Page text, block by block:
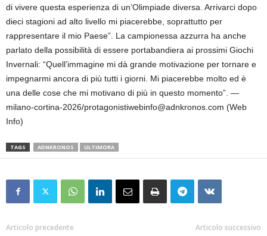
di vivere questa esperienza di un’Olimpiade diversa. Arrivarci dopo
dieci stagioni ad alto livello mi piacerebbe, soprattutto per
rappresentare il mio Paese”. La campionessa azzurra ha anche
parlato della possibilità di essere portabandiera ai prossimi Giochi
Invernali: “Quell’immagine mi dà grande motivazione per tornare e
impegnarmi ancora di più tutti i giorni. Mi piacerebbe molto ed è
una delle cose che mi motivano di più in questo momento”. —
milano-cortina-2026/protagonistiwebinfo@adnkronos.com (Web
Info)
TAGS ADNKRONOS ULTIMORA
Articolo precedente Articolo successivo